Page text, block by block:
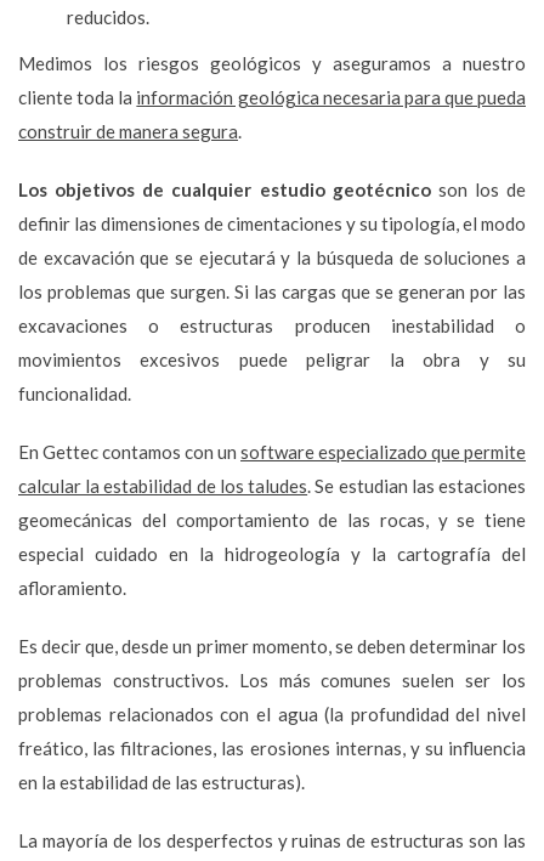
reducidos.
Medimos los riesgos geológicos y aseguramos a nuestro
cliente toda la información geológica necesaria para que pueda
construir de manera segura.
Los objetivos de cualquier estudio geotécnicoson los de
definir las dimensiones de cimentaciones y su tipología, el modo
de excavación que se ejecutará y la búsqueda de soluciones a
los problemas que surgen. Si las cargas que se generan por las
excavaciones o estructuras producen inestabilidad o
movimientos excesivos puede peligrar la obra y su
funcionalidad.
En Gettec contamos con un software especializado que permite
calcular la estabilidad de los taludes. Se estudian las estaciones
geomecánicas del comportamiento de las rocas, y se tiene
especial cuidado en la hidrogeología y la cartografía del
afloramiento.
Es decir que, desde un primer momento, se deben determinar los
problemas constructivos. Los más comunes suelen ser los
problemas relacionados con el agua (la profundidad del nivel
freático, las filtraciones, las erosiones internas, y su influencia
en la estabilidad de las estructuras).
La mayoría de los desperfectos y ruinas de estructuras son las